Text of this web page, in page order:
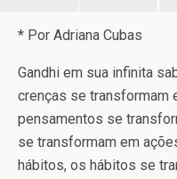
* Por Adriana Cubas
Gandhi em sua infinita
crenças se transformam
pensamentos se
se transformam em
hábitos, os hábitos se